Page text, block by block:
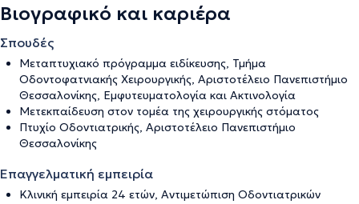
Βιογραφικό και καριέρα
Σπουδές
Mεταπτυχιακό πρόγραμμα ειδίκευσης, Τμήμα
Οδοντοφατνιακής Χειρουργικής, Αριστοτέλειο Πανεπιστήμιο
Θεσσαλονίκης, Εμφυτευματολογία και Ακτινολογία
Μετεκπαίδευση στον τομέα της χειρουργικής στόματος
Πτυχίο Οδοντιατρικής, Αριστοτέλειο Πανεπιστήμιο
Θεσσαλονίκης
Επαγγελματική εμπειρία
Κλινική εμπειρία 24 ετών, Αντιμετώπιση Οδοντιατρικών